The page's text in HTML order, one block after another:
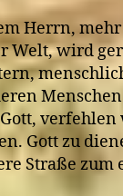
Herrn,
Welt, wird
verfehlen
Gott zu
Straße zum